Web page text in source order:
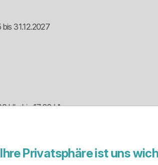
31.12.2027
Uhr bis 17:00 Uhr
Ihre Privatsphäre ist uns